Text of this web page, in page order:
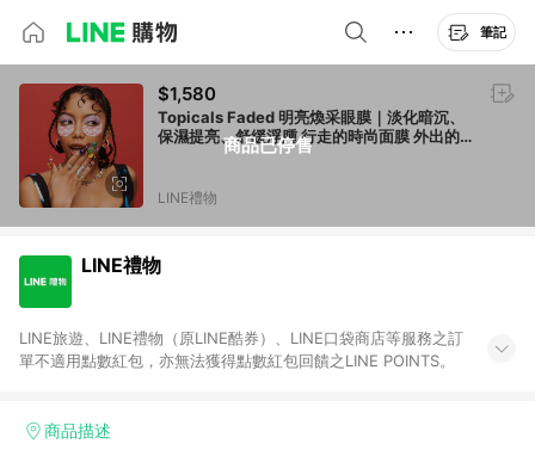
筆記
商品已停售
$1,580
Topicals Faded 明亮煥采眼膜｜淡化暗沉、
保濕提亮、舒緩浮腫 行走的時尚面膜 外出的
時尚面膜 Rhode同款
LINE禮物
LINE禮物
LINE旅遊、LINE禮物（原LINE酷券）、LINE口袋商店等服務之訂
單不適用點數紅包，亦無法獲得點數紅包回饋之LINE POINTS。
商品描述